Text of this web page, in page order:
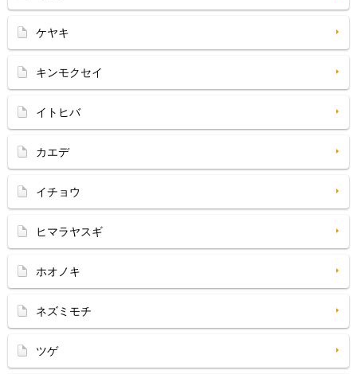
ケヤキ
キンモクセイ
イトヒバ
カエデ
イチョウ
ヒマラヤスギ
ホオノキ
ネズミモチ
ツゲ